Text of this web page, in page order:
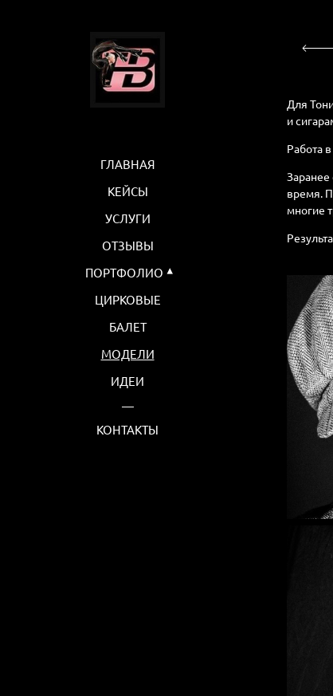
ГЛАВНАЯ
КЕЙСЫ
УСЛУГИ
ОТЗЫВЫ
ПОРТФОЛИО
ЦИРКОВЫЕ
БАЛЕТ
МОДЕЛИ
ИДЕИ
КОНТАКТЫ
Для
и
Работа
время.
многие